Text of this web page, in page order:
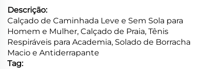
Descrição:
Calçado de Caminhada Leve e Sem Sola para
Homem e Mulher, Calçado de Praia, Tênis
Respiráveis para Academia, Solado de Borracha
Macio e Antiderrapante
Tag: